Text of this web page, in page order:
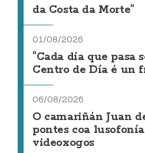
da Costa da Morte"
01/08/2026
"Cada día que pasa
Centro de Día é un
06/08/2026
O camariñán Juan
pontes coa
videoxogos